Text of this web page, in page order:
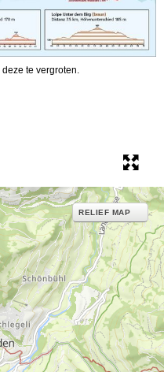
te vergroten.
RELIEF MAP